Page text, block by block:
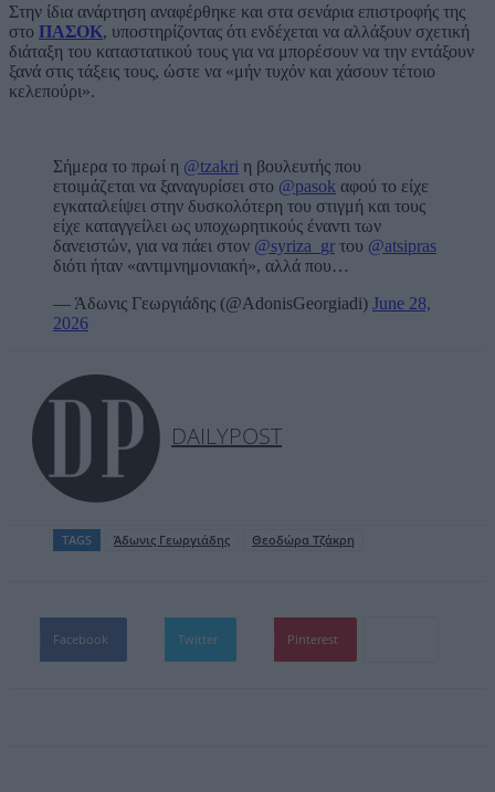
Στην ίδια ανάρτηση αναφέρθηκε και στα σενάρια επιστροφής της
στο ΠΑΣΟΚ, υποστηρίζοντας ότι ενδέχεται να αλλάξουν σχετική
διάταξη του καταστατικού τους για να μπορέσουν να την εντάξουν
ξανά στις τάξεις τους, ώστε να «μήν τυχόν και χάσουν τέτοιο
κελεπούρι».
Σήμερα το πρωί η @tzakri η βουλευτής που
ετοιμάζεται να ξαναγυρίσει στο @pasok αφού το είχε
εγκαταλείψει στην δυσκολότερη του στιγμή και τους
είχε καταγγείλει ως υποχωρητικούς έναντι των
δανειστών, για να πάει στον @syriza_gr του @atsipras
διότι ήταν «αντιμνημονιακή», αλλά που…
— Άδωνις Γεωργιάδης (@AdonisGeorgiadi) June 28,
2026
DAILYPOST
TAGS Άδωνις Γεωργιάδης Θεοδώρα Τζάκρη
Facebook Twitter Pinterest